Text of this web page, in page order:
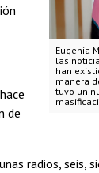
Eugenia
las
han
manera
tuvo un
de
radios, seis,